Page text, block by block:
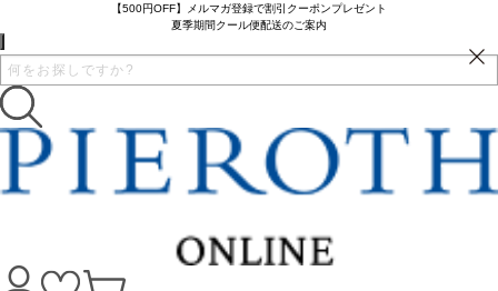
【500円OFF】メルマガ登録で割引クーポンプレゼント
夏季期間クール便配送のご案内